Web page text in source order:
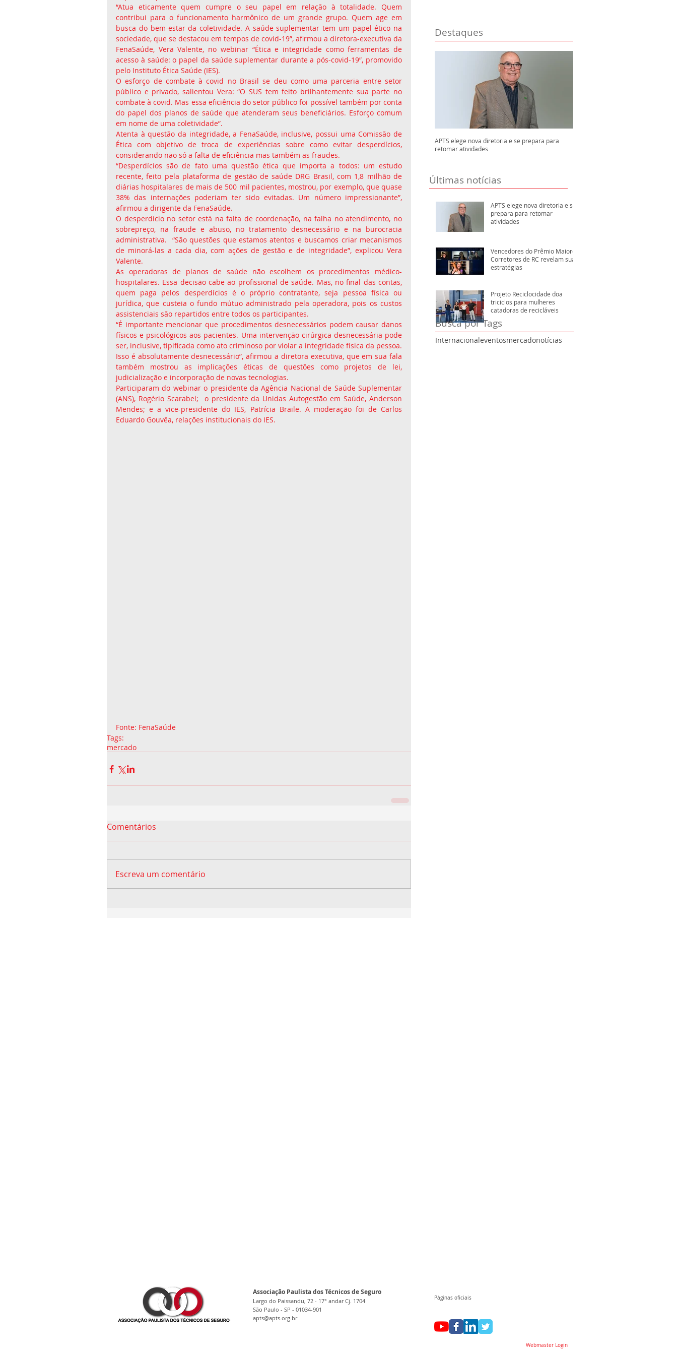
Destaques
APTS elege nova diretoria e se prepara para
retomar atividades
Busca por Tags
Internacionaleventosmercadonotícias
Últimas notícias
APTS elege nova diretoria e se
prepara para retomar
atividades
Vencedores do Prêmio Maiores
Corretores de RC revelam suas
estratégias
Projeto Reciclocidade doa
triciclos para mulheres
catadoras de recicláveis
“Atua eticamente quem cumpre o seu papel em relação à totalidade. Quem
contribui para o funcionamento harmônico de um grande grupo. Quem age em
busca do bem-estar da coletividade. A saúde suplementar tem um papel ético na
sociedade, que se destacou em tempos de covid-19”, afirmou a diretora-executiva da
FenaSaúde, Vera Valente, no webinar “Ética e integridade como ferramentas de
acesso à saúde: o papel da saúde suplementar durante a pós-covid-19”, promovido
pelo Instituto Ética Saúde (IES).
O esforço de combate à covid no Brasil se deu como uma parceria entre setor
público e privado, salientou Vera: “O SUS tem feito brilhantemente sua parte no
combate à covid. Mas essa eficiência do setor público foi possível também por conta
do papel dos planos de saúde que atenderam seus beneficiários. Esforço comum
em nome de uma coletividade”.
Atenta à questão da integridade, a FenaSaúde, inclusive, possui uma Comissão de
Ética com objetivo de troca de experiências sobre como evitar desperdícios,
considerando não só a falta de eficiência mas também as fraudes.
“Desperdícios são de fato uma questão ética que importa a todos: um estudo
recente, feito pela plataforma de gestão de saúde DRG Brasil, com 1,8 milhão de
diárias hospitalares de mais de 500 mil pacientes, mostrou, por exemplo, que quase
38% das internações poderiam ter sido evitadas. Um número impressionante”,
afirmou a dirigente da FenaSaúde.
O desperdício no setor está na falta de coordenação, na falha no atendimento, no
sobrepreço, na fraude e abuso, no tratamento desnecessário e na burocracia
administrativa.  “São questões que estamos atentos e buscamos criar mecanismos
de minorá-las a cada dia, com ações de gestão e de integridade”, explicou Vera
Valente.
As operadoras de planos de saúde não escolhem os procedimentos médico-
hospitalares. Essa decisão cabe ao profissional de saúde. Mas, no final das contas,
quem paga pelos desperdícios é o próprio contratante, seja pessoa física ou
jurídica, que custeia o fundo mútuo administrado pela operadora, pois os custos
assistenciais são repartidos entre todos os participantes.
“É importante mencionar que procedimentos desnecessários podem causar danos
físicos e psicológicos aos pacientes. Uma intervenção cirúrgica desnecessária pode
ser, inclusive, tipificada como ato criminoso por violar a integridade física da pessoa.
Isso é absolutamente desnecessário”, afirmou a diretora executiva, que em sua fala
também mostrou as implicações éticas de questões como projetos de lei,
judicialização e incorporação de novas tecnologias.
Participaram do webinar o presidente da Agência Nacional de Saúde Suplementar
(ANS), Rogério Scarabel;  o presidente da Unidas Autogestão em Saúde, Anderson
Mendes; e a vice-presidente do IES, Patrícia Braile. A moderação foi de Carlos
Eduardo Gouvêa, relações institucionais do IES.
Fonte: FenaSaúde
Tags:
mercado
Comentários
Escreva um comentário
Associação Paulista dos Técnicos de Seguro
Largo do Paissandu, 72 - 17° andar Cj. 1704
São Paulo - SP - 01034-901
apts@apts.org.br
Páginas oficiais
Webmaster Login